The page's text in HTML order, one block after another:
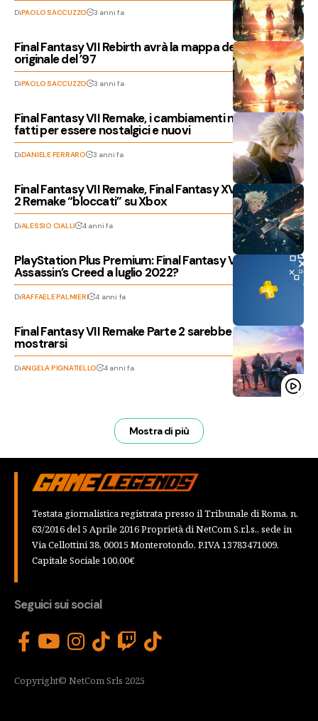
DiPAOLO SACCUZZO 3 anni fa
Final Fantasy VII Rebirth avrà la mappa del gioco
originale del ’97
DiPAOLO SACCUZZO 3 anni fa
Final Fantasy VII Remake, i cambiamenti nella storia
fatti per essere nostalgici e nuovi
DiDANIELE FERRARO 3 anni fa
Final Fantasy VII Remake, Final Fantasy XVI e Silent Hill
2 Remake “bloccati” su Xbox
DiALESSIO CIALLI 4 anni fa
PlayStation Plus Premium: Final Fantasy VII Remake e
Assassin’s Creed a luglio 2022?
DiRAFFAELE PALMIERI 4 anni fa
Final Fantasy VII Remake Parte 2 sarebbe pronto a
mostrarsi
DiANGELA PIGNATIELLO 4 anni fa
Mostra di più
Testata giornalistica registrata presso il Tribunale di Roma, n.
63/2016 del 5 Aprile 2016 Proprietà di NetCom S.r.l.s., sede in
Via Cellottini 38, 00015 Monterotondo, P.IVA 13783471009,
Capitale Sociale 100,00€
Seguici sui social
Copyright© NetCom Srls 2025